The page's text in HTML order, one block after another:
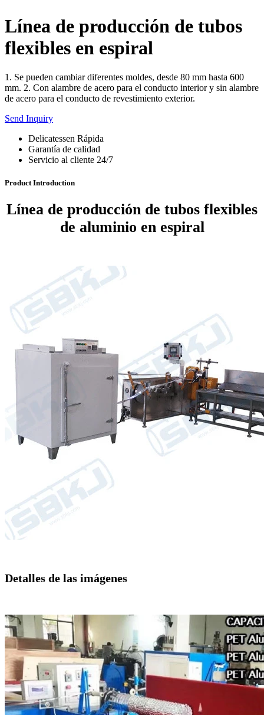
Línea de producción de tubos
flexibles en espiral
1. Se pueden cambiar diferentes moldes, desde 80 mm hasta 600
mm. 2. Con alambre de acero para el conducto interior y sin alambre
de acero para el conducto de revestimiento exterior.
Send Inquiry
Delicatessen Rápida
Garantía de calidad
Servicio al cliente 24/7
Product Introduction
Línea de producción de tubos flexibles
de aluminio en espiral
Detalles de las imágenes